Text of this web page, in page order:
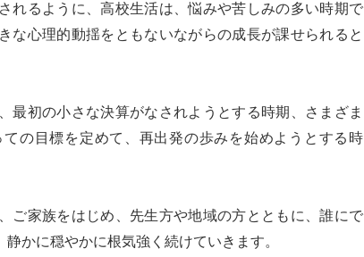
れるように、高校生活は、悩みや苦しみの多い時期で
な心理的動揺をともないながらの成長が課せられると
最初の小さな決算がなされようとする時期、さまざま
の目標を定めて、再出発の歩みを始めようとする時
ご家族をはじめ、先生方や地域の方とともに、誰にで
かに穏やかに根気強く続けていきます。